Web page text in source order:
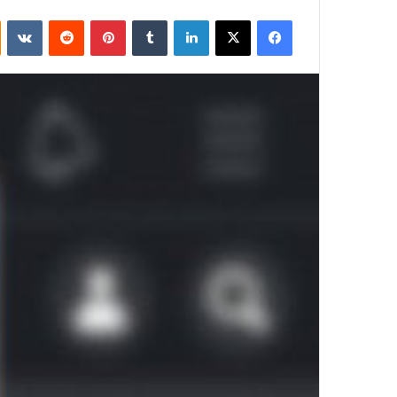
فيسبوك
‫X لينكدإن بينتيريست